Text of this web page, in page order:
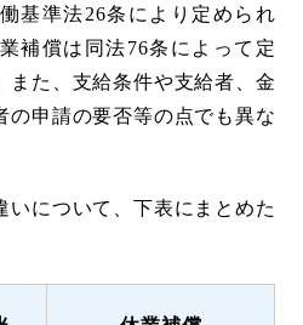
基準法26条により定められ
補償は同法76条によって定
また、支給条件や支給者、金
の申請の要否等の点でも異な
いについて、下表にまとめた